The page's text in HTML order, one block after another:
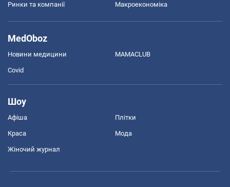
Ринки та компанії Макроекономіка
MedOboz
Новини медицини MAMACLUB
Covid
Шоу
Афіша Плітки
Краса Мода
Жіночий журнал